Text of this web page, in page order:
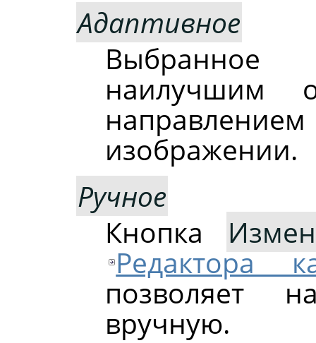
Адаптивное
Выбранное
наилучшим
изображении.
Ручное
Кнопка
Редактора
позволяет
вручную.